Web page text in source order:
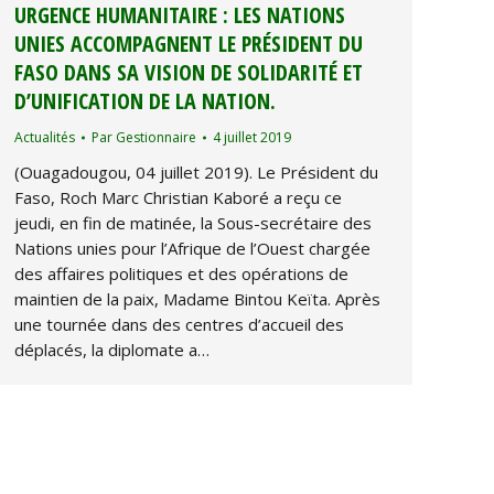
URGENCE HUMANITAIRE : LES NATIONS
UNIES ACCOMPAGNENT LE PRÉSIDENT DU
FASO DANS SA VISION DE SOLIDARITÉ ET
D’UNIFICATION DE LA NATION.
Actualités Par Gestionnaire 4 juillet 2019
(Ouagadougou, 04 juillet 2019). Le Président du
Faso, Roch Marc Christian Kaboré a reçu ce
jeudi, en fin de matinée, la Sous-secrétaire des
Nations unies pour l’Afrique de l’Ouest chargée
des affaires politiques et des opérations de
maintien de la paix, Madame Bintou Keïta. Après
une tournée dans des centres d’accueil des
déplacés, la diplomate a…